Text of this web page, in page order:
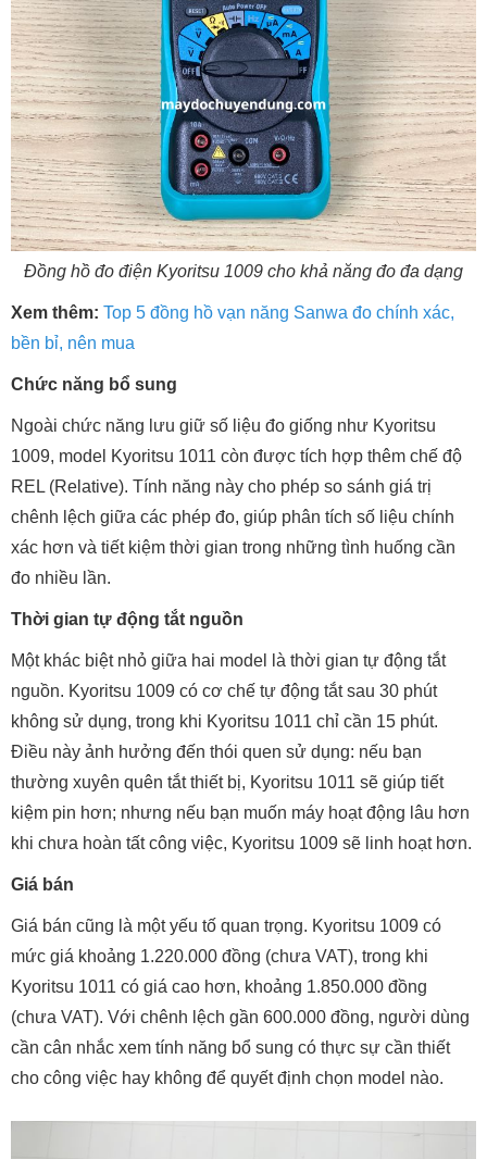
Đồng hồ đo điện Kyoritsu 1009 cho khả năng đo đa dạng
Xem thêm: Top 5 đồng hồ vạn năng Sanwa đo chính xác,
bền bỉ, nên mua
Chức năng bổ sung
Ngoài chức năng lưu giữ số liệu đo giống như Kyoritsu
1009, model Kyoritsu 1011 còn được tích hợp thêm chế độ
REL (Relative). Tính năng này cho phép so sánh giá trị
chênh lệch giữa các phép đo, giúp phân tích số liệu chính
xác hơn và tiết kiệm thời gian trong những tình huống cần
đo nhiều lần.
Thời gian tự động tắt nguồn
Một khác biệt nhỏ giữa hai model là thời gian tự động tắt
nguồn. Kyoritsu 1009 có cơ chế tự động tắt sau 30 phút
không sử dụng, trong khi Kyoritsu 1011 chỉ cần 15 phút.
Điều này ảnh hưởng đến thói quen sử dụng: nếu bạn
thường xuyên quên tắt thiết bị, Kyoritsu 1011 sẽ giúp tiết
kiệm pin hơn; nhưng nếu bạn muốn máy hoạt động lâu hơn
khi chưa hoàn tất công việc, Kyoritsu 1009 sẽ linh hoạt hơn.
Giá bán
Giá bán cũng là một yếu tố quan trọng. Kyoritsu 1009 có
mức giá khoảng 1.220.000 đồng (chưa VAT), trong khi
Kyoritsu 1011 có giá cao hơn, khoảng 1.850.000 đồng
(chưa VAT). Với chênh lệch gần 600.000 đồng, người dùng
cần cân nhắc xem tính năng bổ sung có thực sự cần thiết
cho công việc hay không để quyết định chọn model nào.